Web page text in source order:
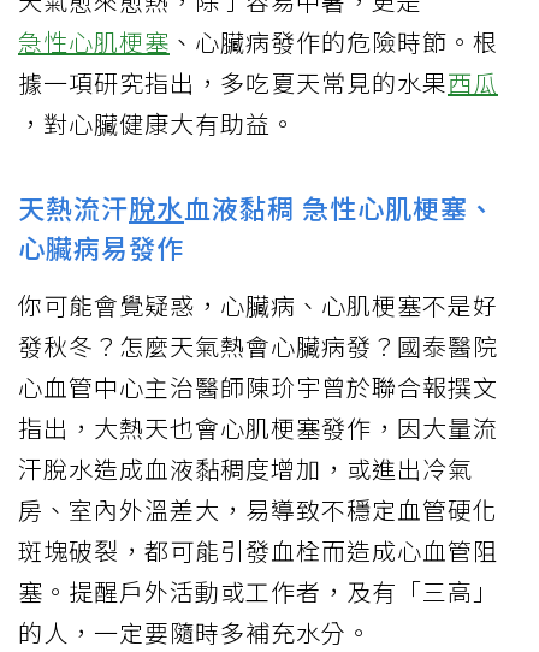
急性心肌梗塞 、心臟病發作的危險時節。根
據一項研究指出，多吃夏天常見的水果西瓜
，對心臟健康大有助益。
天熱流汗脫水血液黏稠 急性心肌梗塞、
心臟病易發作
你可能會覺疑惑，心臟病、心肌梗塞不是好
發秋冬？怎麼天氣熱會心臟病發？國泰醫院
心血管中心主治醫師陳玠宇曾於聯合報撰文
指出，大熱天也會心肌梗塞發作，因大量流
汗脫水造成血液黏稠度增加，或進出冷氣
房、室內外溫差大，易導致不穩定血管硬化
斑塊破裂，都可能引發血栓而造成心血管阻
塞。提醒戶外活動或工作者，及有「三高」
的人，一定要隨時多補充水分。